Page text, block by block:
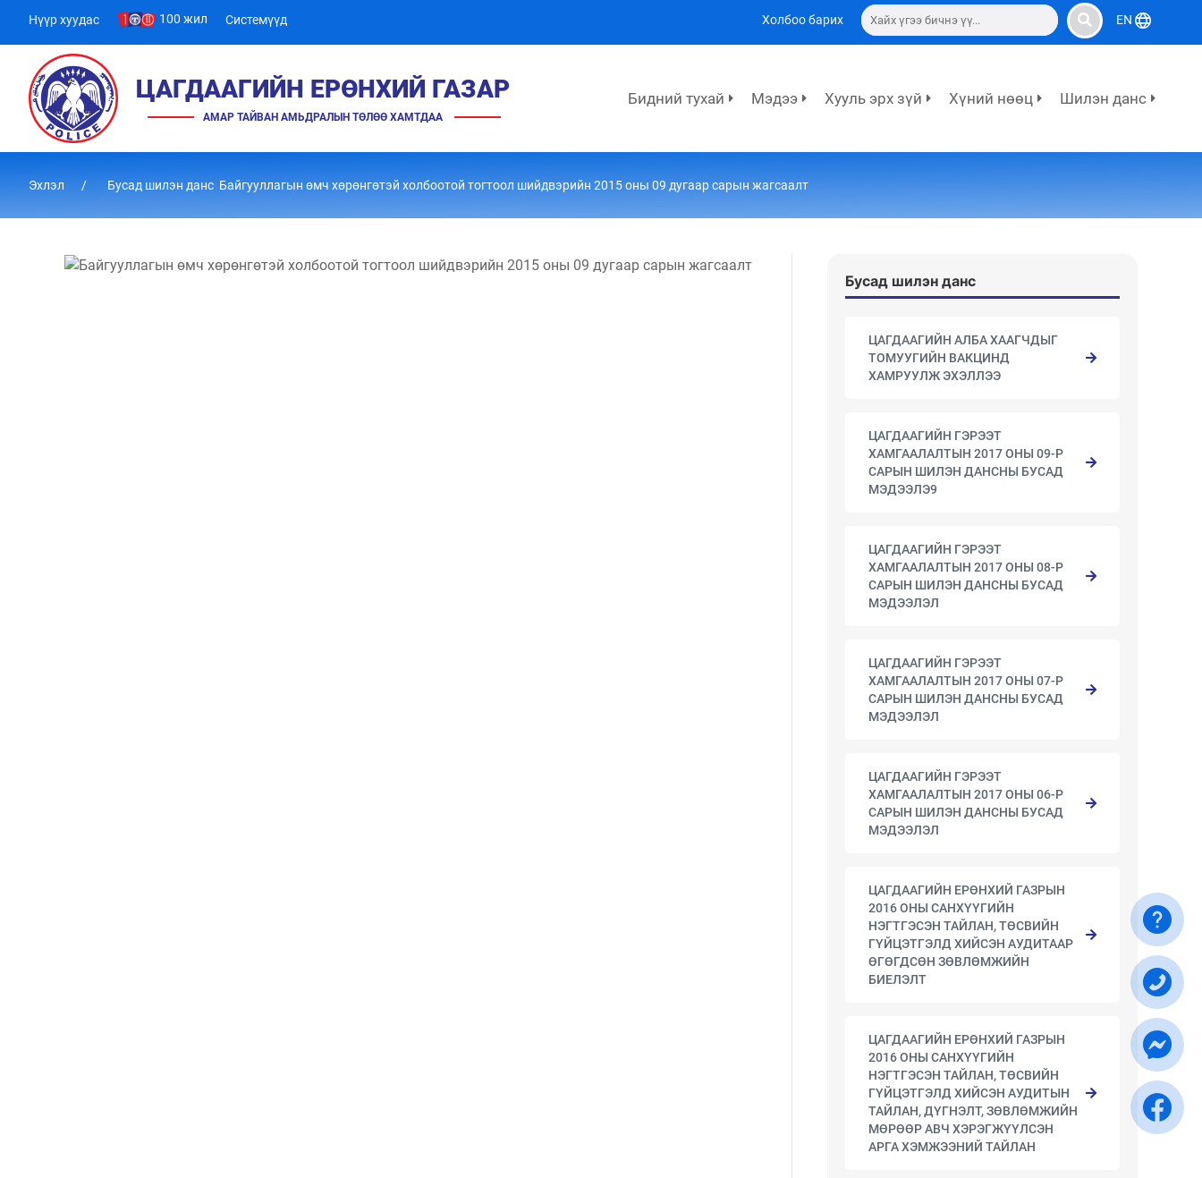
Нүүр хуудас 100 жил Системүүд Холбоо барих EN
ЦАГДААГИЙН ЕРӨНХИЙ ГАЗАР
АМАР ТАЙВАН АМЬДРАЛЫН ТӨЛӨӨ ХАМТДАА
Бидний тухай Мэдээ Хууль эрх зүй Хүний нөөц Шилэн данс
Эхлэл Бусад шилэн данс Байгууллагын өмч хөрөнгөтэй холбоотой тогтоол шийдвэрийн 2015 оны 09 дугаар сарын жагсаалт
Бусад шилэн данс
ЦАГДААГИЙН АЛБА ХААГЧДЫГ
ТОМУУГИЙН ВАКЦИНД
ХАМРУУЛЖ ЭХЭЛЛЭЭ
ЦАГДААГИЙН ГЭРЭЭТ
ХАМГААЛАЛТЫН 2017 ОНЫ 09-Р
САРЫН ШИЛЭН ДАНСНЫ БУСАД
МЭДЭЭЛЭ9
ЦАГДААГИЙН ГЭРЭЭТ
ХАМГААЛАЛТЫН 2017 ОНЫ 08-Р
САРЫН ШИЛЭН ДАНСНЫ БУСАД
МЭДЭЭЛЭЛ
ЦАГДААГИЙН ГЭРЭЭТ
ХАМГААЛАЛТЫН 2017 ОНЫ 07-Р
САРЫН ШИЛЭН ДАНСНЫ БУСАД
МЭДЭЭЛЭЛ
ЦАГДААГИЙН ГЭРЭЭТ
ХАМГААЛАЛТЫН 2017 ОНЫ 06-Р
САРЫН ШИЛЭН ДАНСНЫ БУСАД
МЭДЭЭЛЭЛ
ЦАГДААГИЙН ЕРӨНХИЙ ГАЗРЫН
2016 ОНЫ САНХҮҮГИЙН
НЭГТГЭСЭН ТАЙЛАН, ТӨСВИЙН
ГҮЙЦЭТГЭЛД ХИЙСЭН АУДИТААР
ӨГӨГДСӨН ЗӨВЛӨМЖИЙН
БИЕЛЭЛТ
ЦАГДААГИЙН ЕРӨНХИЙ ГАЗРЫН
2016 ОНЫ САНХҮҮГИЙН
НЭГТГЭСЭН ТАЙЛАН, ТӨСВИЙН
ГҮЙЦЭТГЭЛД ХИЙСЭН АУДИТЫН
ТАЙЛАН, ДҮГНЭЛТ, ЗӨВЛӨМЖИЙН
МӨРӨӨР АВЧ ХЭРЭГЖҮҮЛСЭН
АРГА ХЭМЖЭЭНИЙ ТАЙЛАН